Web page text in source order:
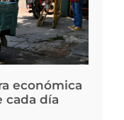
económica
cada día